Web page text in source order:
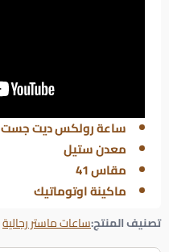
ساعة رولكس ديت جست
معدن ستيل
مقاس 41
ماكينة اوتوماتيك
تصنيف المنتج:ساعات ماستر رجالية